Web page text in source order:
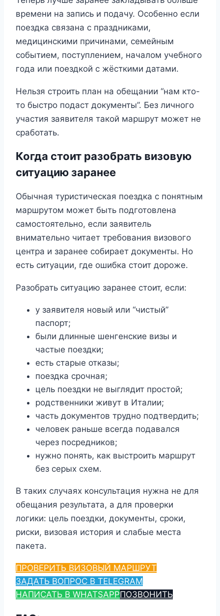
времени на запись и подачу. Особенно если
поездка связана с праздниками,
медицинскими причинами, семейным
событием, поступлением, началом учебного
года или поездкой с жёсткими датами.
Нельзя строить план на обещании “нам кто-
то быстро подаст документы”. Без личного
участия заявителя такой маршрут может не
сработать.
Когда стоит разобрать визовую
ситуацию заранее
Обычная туристическая поездка с понятным
маршрутом может быть подготовлена
самостоятельно, если заявитель
внимательно читает требования визового
центра и заранее собирает документы. Но
есть ситуации, где ошибка стоит дороже.
Разобрать ситуацию заранее стоит, если:
у заявителя новый или “чистый”
паспорт;
были длинные шенгенские визы и
частые поездки;
есть старые отказы;
поездка срочная;
цель поездки не выглядит простой;
родственники живут в Италии;
часть документов трудно подтвердить;
человек раньше всегда подавался
через посредников;
нужно понять, как выстроить маршрут
без серых схем.
В таких случаях консультация нужна не для
обещания результата, а для проверки
логики: цель поездки, документы, сроки,
риски, визовая история и слабые места
пакета.
ПРОВЕРИТЬ ВИЗОВЫЙ МАРШРУТ
ЗАДАТЬ ВОПРОС В TELEGRAM
НАПИСАТЬ В WHATSAPPПОЗВОНИТЬ